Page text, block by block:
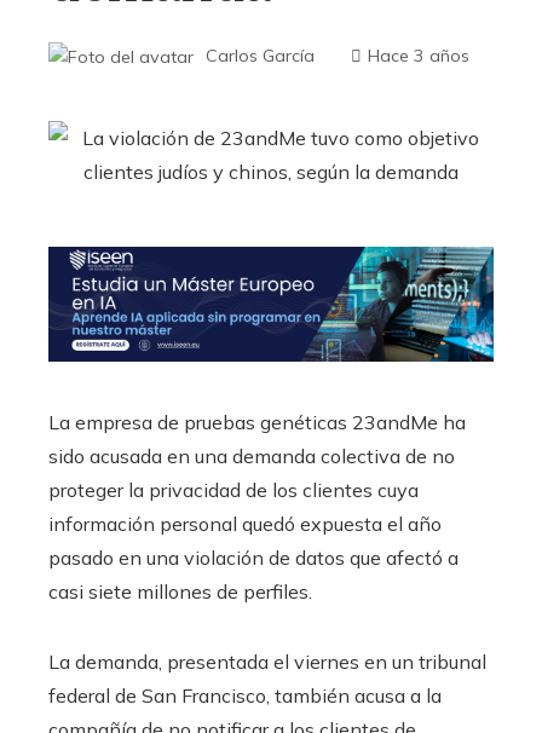
Carlos García Hace 3 años
La empresa de pruebas genéticas 23andMe ha
sido acusada en una demanda colectiva de no
proteger la privacidad de los clientes cuya
información personal quedó expuesta el año
pasado en una violación de datos que afectó a
casi siete millones de perfiles.
La demanda, presentada el viernes en un tribunal
federal de San Francisco, también acusa a la